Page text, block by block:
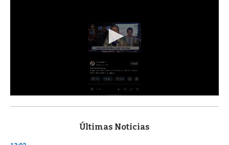
s
Últimas Noticias